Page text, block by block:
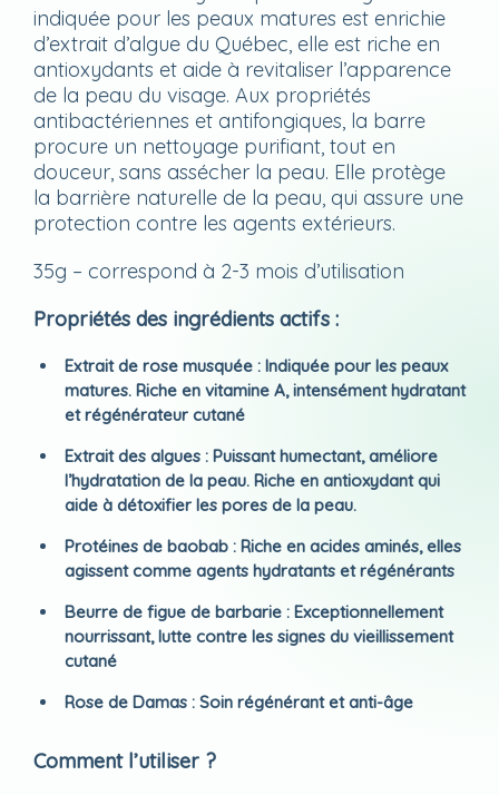
indiquée pour les peaux matures est enrichie
d’extrait d’algue du Québec, elle est riche en
antioxydants et aide à revitaliser l’apparence
de la peau du visage. Aux propriétés
antibactériennes et antifongiques, la barre
procure un nettoyage purifiant, tout en
douceur, sans assécher la peau. Elle protège
la barrière naturelle de la peau, qui assure une
protection contre les agents extérieurs.
35g – correspond à 2-3 mois d’utilisation
Propriétés des ingrédients actifs :
Extrait de rose musquée : Indiquée pour les peaux
matures. Riche en vitamine A, intensément hydratant
et régénérateur cutané
Extrait des algues : Puissant humectant, améliore
l’hydratation de la peau. Riche en antioxydant qui
aide à détoxifier les pores de la peau.
Protéines de baobab : Riche en acides aminés, elles
agissent comme agents hydratants et régénérants
Beurre de figue de barbarie : Exceptionnellement
nourrissant, lutte contre les signes du vieillissement
cutané
Rose de Damas : Soin régénérant et anti-âge
Comment l’utiliser ?